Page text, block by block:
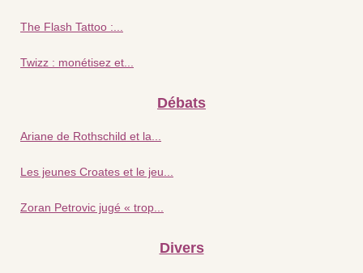
The Flash Tattoo :...
Twizz : monétisez et...
Débats
Ariane de Rothschild et la...
Les jeunes Croates et le jeu...
Zoran Petrovic jugé « trop...
Divers